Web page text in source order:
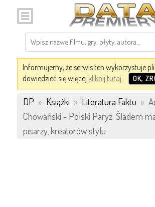
Informujemy, że serwis ten wykorzystuje
dowiedzieć się więcej kliknij tutaj. OK,
DP » Książki » Literatura Faktu »
Chowański - Polski Paryż. Śladem
pisarzy, kreatorów stylu